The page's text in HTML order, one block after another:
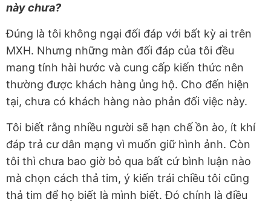
này chưa?
Đúng là tôi không ngại đối đáp với bất kỳ ai trên
MXH. Nhưng những màn đối đáp của tôi đều
mang tính hài hước và cung cấp kiến thức nên
thường được khách hàng ủng hộ. Cho đến hiện
tại, chưa có khách hàng nào phản đối việc này.
Tôi biết rằng nhiều người sẽ hạn chế ồn ào, ít khí
đáp trả cư dân mạng vì muốn giữ hình ảnh. Còn
tôi thì chưa bao giờ bỏ qua bất cứ bình luận nào
mà chọn cách thả tim, ý kiến trái chiều tôi cũng
thả tim để họ biết là mình biết. Đó chính là điều